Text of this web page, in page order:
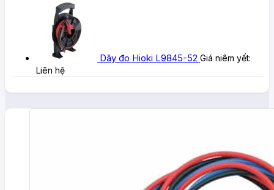
Dây đo Hioki L9845-52 Giá niêm yết:
Liên hệ